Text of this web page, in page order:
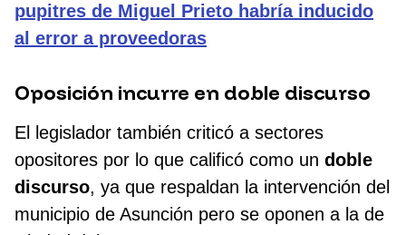
pupitres de Miguel Prieto habría inducido
al error a proveedoras
Oposición incurre en doble discurso
El legislador también criticó a sectores
opositores por lo que calificó como un doble
discurso, ya que respaldan la intervención del
municipio de Asunción pero se oponen a la de